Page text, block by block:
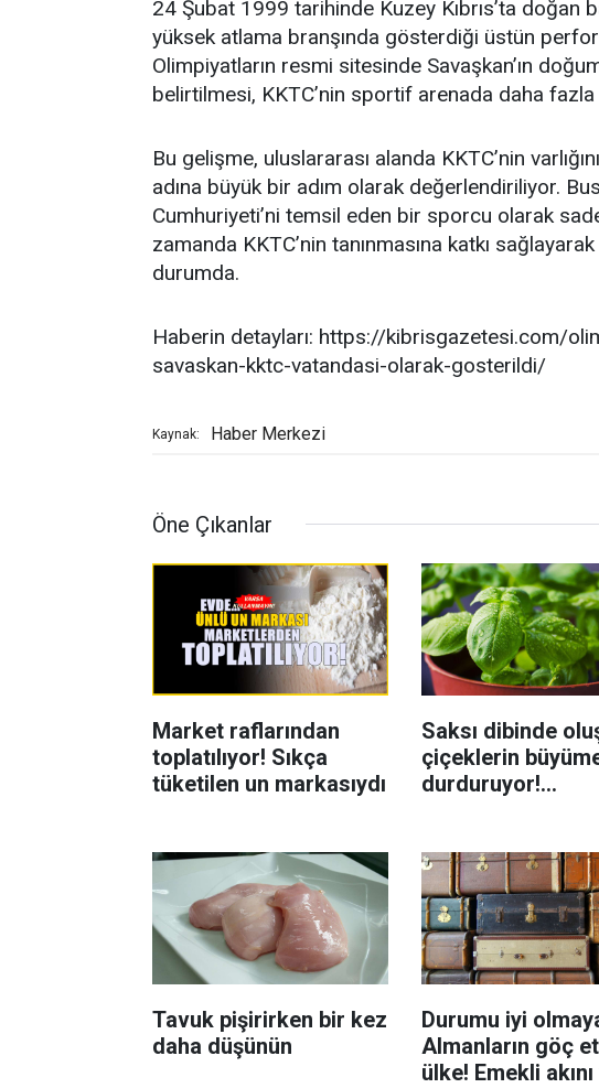
24 Şubat 1999 tarihinde Kuzey Kıbrıs’ta doğan
yüksek atlama branşında gösterdiği üstün
Olimpiyatların resmi sitesinde Savaşkan’ın
belirtilmesi, KKTC’nin sportif arenada daha fazla
Bu gelişme, uluslararası alanda KKTC’nin
adına büyük bir adım olarak değerlendiriliyor.
Cumhuriyeti’ni temsil eden bir sporcu olarak
zamanda KKTC’nin tanınmasına katkı
durumda.
Haberin detayları: https://kibrisgazetesi.com/
savaskan-kktc-vatandasi-olarak-gosterildi/
Kaynak: Haber Merkezi
Öne Çıkanlar
Market raflarından
toplatılıyor! Sıkça
tüketilen un markasıydı
Saksı dibinde
çiçeklerin
durduruyor!
Tavuk pişirirken bir kez
daha düşünün
Durumu iyi
Almanların göç
ülke! Emekli